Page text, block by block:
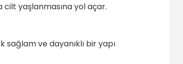
cilt yaşlanmasına yol açar.
ve dayanıklı bir yapı